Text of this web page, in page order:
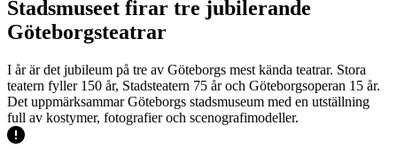
Stadsmuseet firar tre jubilerande
Göteborgsteatrar
I år är det jubileum på tre av Göteborgs mest kända teatrar. Stora
teatern fyller 150 år, Stadsteatern 75 år och Göteborgsoperan 15 år.
Det uppmärksammar Göteborgs stadsmuseum med en utställning
full av kostymer, fotografier och scenografimodeller.